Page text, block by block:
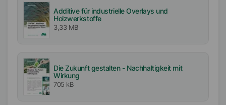
Additive für industrielle Overlays und
Holzwerkstoffe
3,33 MB
Die Zukunft gestalten - Nachhaltigkeit mit
Wirkung
705 kB